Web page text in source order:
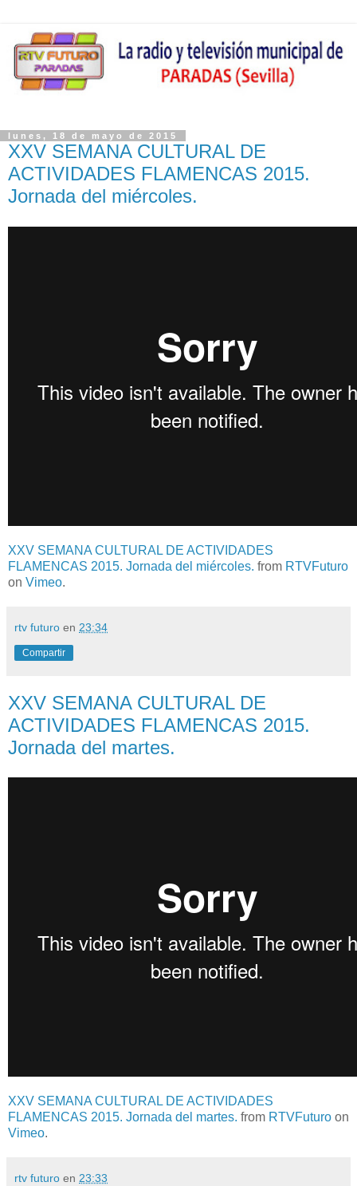
lunes, 18 de mayo de 2015
XXV SEMANA CULTURAL DE
ACTIVIDADES FLAMENCAS 2015.
Jornada del miércoles.
XXV SEMANA CULTURAL DE ACTIVIDADES
FLAMENCAS 2015. Jornada del miércoles. from RTVFuturo
on Vimeo.
rtv futuro en 23:34
Compartir
XXV SEMANA CULTURAL DE
ACTIVIDADES FLAMENCAS 2015.
Jornada del martes.
XXV SEMANA CULTURAL DE ACTIVIDADES
FLAMENCAS 2015. Jornada del martes. from RTVFuturo on
Vimeo.
rtv futuro en 23:33